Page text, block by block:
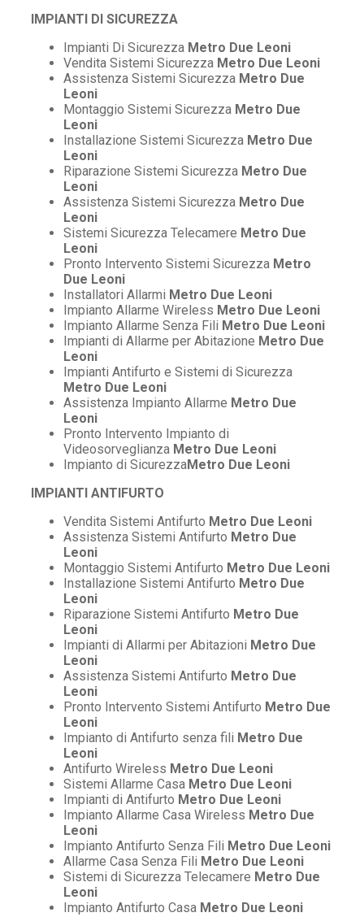
IMPIANTI DI SICUREZZA
Impianti Di Sicurezza Metro Due Leoni
Vendita Sistemi Sicurezza Metro Due Leoni
Assistenza Sistemi Sicurezza Metro Due
Leoni
Montaggio Sistemi Sicurezza Metro Due
Leoni
Installazione Sistemi Sicurezza Metro Due
Leoni
Riparazione Sistemi Sicurezza Metro Due
Leoni
Assistenza Sistemi Sicurezza Metro Due
Leoni
Sistemi Sicurezza Telecamere Metro Due
Leoni
Pronto Intervento Sistemi Sicurezza Metro
Due Leoni
Installatori Allarmi Metro Due Leoni
Impianto Allarme Wireless Metro Due Leoni
Impianto Allarme Senza Fili Metro Due Leoni
Impianti di Allarme per Abitazione Metro Due
Leoni
Impianti Antifurto e Sistemi di Sicurezza
Metro Due Leoni
Assistenza Impianto Allarme Metro Due
Leoni
Pronto Intervento Impianto di
Videosorveglianza Metro Due Leoni
Impianto di SicurezzaMetro Due Leoni
IMPIANTI ANTIFURTO
Vendita Sistemi Antifurto Metro Due Leoni
Assistenza Sistemi Antifurto Metro Due
Leoni
Montaggio Sistemi Antifurto Metro Due Leoni
Installazione Sistemi Antifurto Metro Due
Leoni
Riparazione Sistemi Antifurto Metro Due
Leoni
Impianti di Allarmi per Abitazioni Metro Due
Leoni
Assistenza Sistemi Antifurto Metro Due
Leoni
Pronto Intervento Sistemi Antifurto Metro Due
Leoni
Impianto di Antifurto senza fili Metro Due
Leoni
Antifurto Wireless Metro Due Leoni
Sistemi Allarme Casa Metro Due Leoni
Impianti di Antifurto Metro Due Leoni
Impianto Allarme Casa Wireless Metro Due
Leoni
Impianto Antifurto Senza Fili Metro Due Leoni
Allarme Casa Senza Fili Metro Due Leoni
Sistemi di Sicurezza Telecamere Metro Due
Leoni
Impianto Antifurto Casa Metro Due Leoni